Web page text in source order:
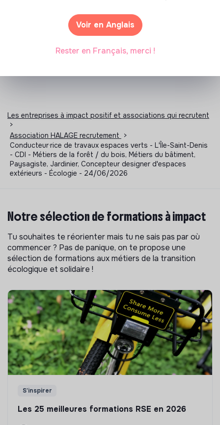
Emploi Humanitaire Emploi RSE Emploi Social
Les entreprises à impact positif et associations qui recrutent
>
Association HALAGE recrutement
>
Conducteur·rice de travaux espaces verts - L'Île-Saint-Denis
- CDI - Métiers de la forêt / du bois, Métiers du bâtiment,
Paysagiste, Jardinier, Concepteur designer d'espaces
extérieurs - Écologie - 24/06/2026
Notre sélection de formations à impact
Tu souhaites te réorienter mais tu ne sais pas par où
commencer ? Pas de panique, on te propose une
sélection de formations aux métiers de la transition
écologique et solidaire !
S'inspirer
Les 25 meilleures formations RSE en 2026
Voir en Anglais
Rester en Français, merci !